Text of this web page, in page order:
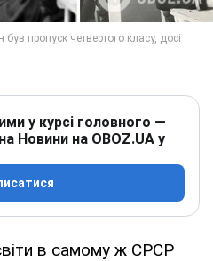
у курсі головного —
Новини на OBOZ.UA у
в самому ж СРСР